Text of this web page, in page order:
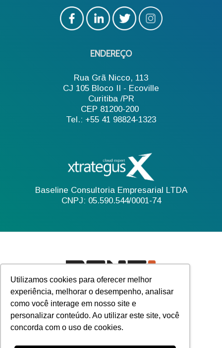
Utilizamos cookies para oferecer melhor
experiência, melhorar o desempenho, analisar
como você interage em nosso site e
personalizar conteúdo. Ao utilizar este site, você
concorda com o uso de cookies.
ENDEREÇO
Rua Grã Nicco, 113
CJ 105 Bloco II - Ecoville
Curitiba /PR
CEP 81200-200
Tel.: +55 41 98824-1323
Baseline Consultoria Empresarial LTDA
CNPJ: 05.590.544/0001-74